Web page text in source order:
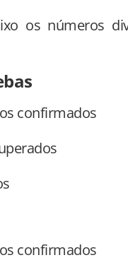
os números
confirmados
confirmados